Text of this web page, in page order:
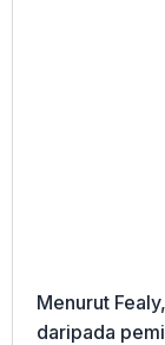
Menurut
daripada